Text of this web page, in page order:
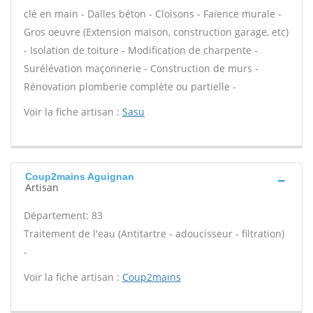
clé en main - Dalles béton - Cloisons - Faïence murale -
Gros oeuvre (Extension maison, construction garage, etc)
- Isolation de toiture - Modification de charpente -
Surélévation maçonnerie - Construction de murs -
Rénovation plomberie complète ou partielle -
Voir la fiche artisan : Sasu
Coup2mains Aguignan
Artisan
Département: 83
Traitement de l'eau (Antitartre - adoucisseur - filtration)
-
Voir la fiche artisan : Coup2mains